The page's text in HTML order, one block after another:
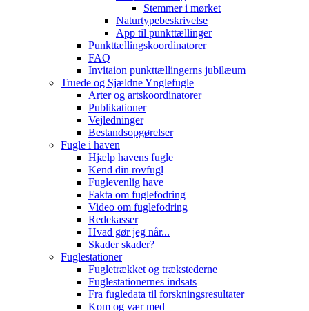
Stemmer i mørket
Naturtypebeskrivelse
App til punkttællinger
Punkttællingskoordinatorer
FAQ
Invitaion punkttællingerns jubilæum
Truede og Sjældne Ynglefugle
Arter og artskoordinatorer
Publikationer
Vejledninger
Bestandsopgørelser
Fugle i haven
Hjælp havens fugle
Kend din rovfugl
Fuglevenlig have
Fakta om fuglefodring
Video om fuglefodring
Redekasser
Hvad gør jeg når...
Skader skader?
Fuglestationer
Fugletrækket og trækstederne
Fuglestationernes indsats
Fra fugledata til forskningsresultater
Kom og vær med